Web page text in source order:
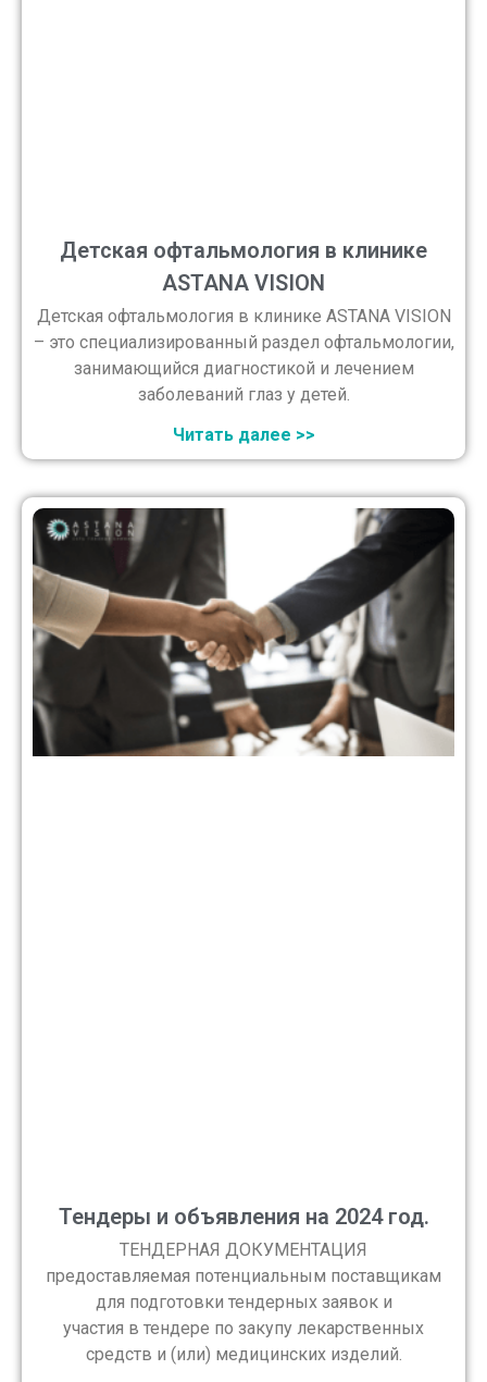
Детская офтальмология в клинике
ASTANA VISION
Детская офтальмология в клинике ASTANA VISION
– это специализированный раздел офтальмологии,
занимающийся диагностикой и лечением
заболеваний глаз у детей.
Читать далее >>
Тендеры и объявления на 2024 год.
ТЕНДЕРНАЯ ДОКУМЕНТАЦИЯ
предоставляемая потенциальным поставщикам
для подготовки тендерных заявок и
участия в тендере по закупу лекарственных
средств и (или) медицинских изделий.